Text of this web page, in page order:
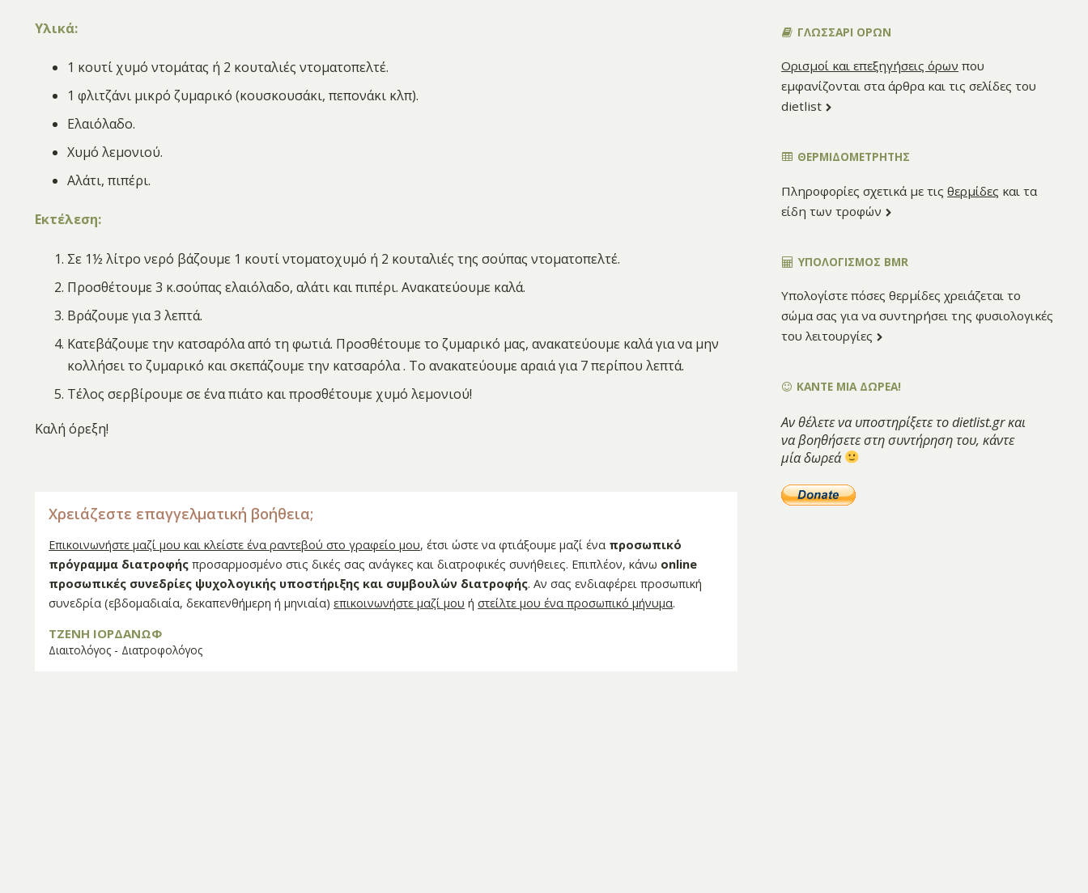
Υλικά:
1 κουτί χυμό ντομάτας ή 2 κουταλιές ντοματοπελτέ.
1 φλιτζάνι μικρό ζυμαρικό (κουσκουσάκι, πεπονάκι κλπ).
Ελαιόλαδο.
Χυμό λεμονιού.
Αλάτι, πιπέρι.
Εκτέλεση:
Σε 1½ λίτρο νερό βάζουμε 1 κουτί ντοματοχυμό ή 2 κουταλιές της σούπας ντοματοπελτέ.
Προσθέτουμε 3 κ.σούπας ελαιόλαδο, αλάτι και πιπέρι. Ανακατεύουμε καλά.
Βράζουμε για 3 λεπτά.
Κατεβάζουμε την κατσαρόλα από τη φωτιά. Προσθέτουμε το ζυμαρικό μας, ανακατεύουμε καλά για να μην
κολλήσει το ζυμαρικό και σκεπάζουμε την κατσαρόλα . Το ανακατεύουμε αραιά για 7 περίπου λεπτά.
Τέλος σερβίρουμε σε ένα πιάτο και προσθέτουμε χυμό λεμονιού!
Καλή όρεξη!
Χρειάζεστε επαγγελματική βοήθεια;
Επικοινωνήστε μαζί μου και κλείστε ένα ραντεβού στο γραφείο μου, έτσι ώστε να φτιάξουμε μαζί ένα προσωπικό
πρόγραμμα διατροφής προσαρμοσμένο στις δικές σας ανάγκες και διατροφικές συνήθειες. Επιπλέον, κάνω online
προσωπικές συνεδρίες ψυχολογικής υποστήριξης και συμβουλών διατροφής. Αν σας ενδιαφέρει προσωπική
συνεδρία (εβδομαδιαία, δεκαπενθήμερη ή μηνιαία)επικοινωνήστε μαζί μου ήστείλτε μου ένα προσωπικό μήνυμα.
ΤΖΕΝΗ ΙΟΡΔΑΝΩΦ
Διαιτολόγος - Διατροφολόγος
ΓΛΩΣΣΑΡΙ ΟΡΩΝ
Ορισμοί και επεξηγήσεις όρων που
εμφανίζονται στα άρθρα και τις σελίδες του
dietlist
ΘΕΡΜΙΔΟΜΕΤΡΗΤΗΣ
Πληροφορίες σχετικά με τιςθερμίδες και τα
είδη των τροφών
ΥΠΟΛΟΓΙΣΜΌΣ BMR
Υπολογίστε πόσες θερμίδες χρειάζεται το
σώμα σας για να συντηρήσει της φυσιολογικές
του λειτουργίες
ΚΑΝΤΕ ΜΙΑ ΔΩΡΕΑ!
Αν θέλετε να υποστηρίξετε το dietlist.gr και
να βοηθήσετε στη συντήρηση του, κάντε
μία δωρεά